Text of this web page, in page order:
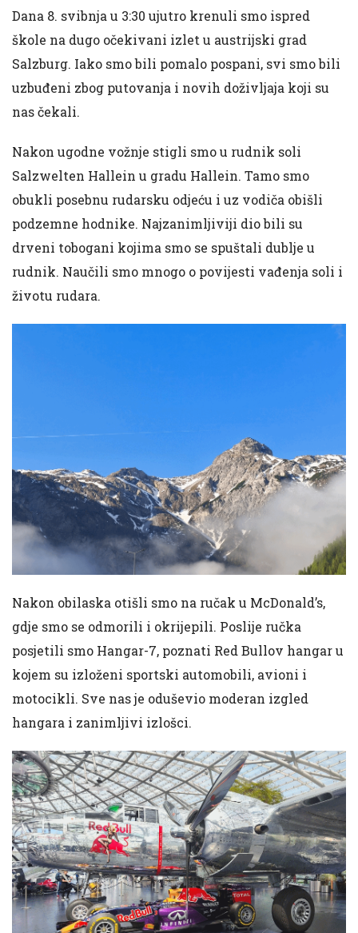
Dana 8. svibnja u 3:30 ujutro krenuli smo ispred
škole na dugo očekivani izlet u austrijski grad
Salzburg. Iako smo bili pomalo pospani, svi smo bili
uzbuđeni zbog putovanja i novih doživljaja koji su
nas čekali.
Nakon ugodne vožnje stigli smo u rudnik soli
Salzwelten Hallein u gradu Hallein. Tamo smo
obukli posebnu rudarsku odjeću i uz vodiča obišli
podzemne hodnike. Najzanimljiviji dio bili su
drveni tobogani kojima smo se spuštali dublje u
rudnik. Naučili smo mnogo o povijesti vađenja soli i
životu rudara.
Nakon obilaska otišli smo na ručak u McDonald’s,
gdje smo se odmorili i okrijepili. Poslije ručka
posjetili smo Hangar-7, poznati Red Bullov hangar u
kojem su izloženi sportski automobili, avioni i
motocikli. Sve nas je oduševio moderan izgled
hangara i zanimljivi izlošci.